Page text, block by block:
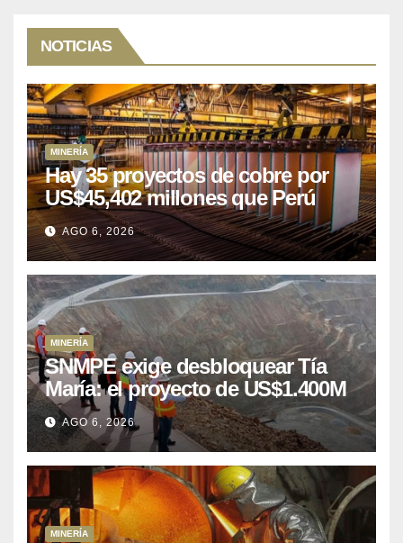
NOTICIAS
MINERÍA
Hay 35 proyectos de cobre por
US$45,402 millones que Perú
puede aprovechar
AGO 6, 2026
MINERÍA
SNMPE exige desbloquear Tía
María: el proyecto de US$1.400M
que Perú lleva 15 años
posponiendo
AGO 6, 2026
MINERÍA